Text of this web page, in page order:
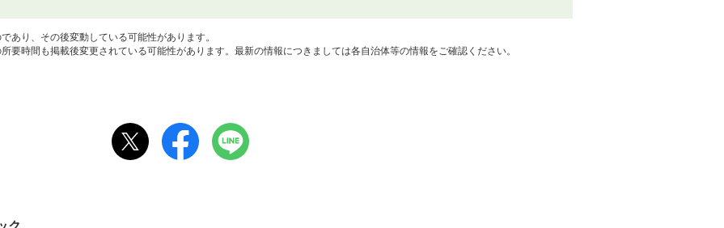
あり、その後変動している可能性があります。
要時間も掲載後変更されている可能性があります。最新の情報につきましては各自治体等の情報をご確認ください。